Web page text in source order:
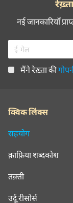
नई जानकारियाँ
मैंने रेख़्ता की
क्विक लिंक्स
सहयोग
क़ाफ़िया शब्दकोश
तक़्ती
उर्दू रीसोर्स